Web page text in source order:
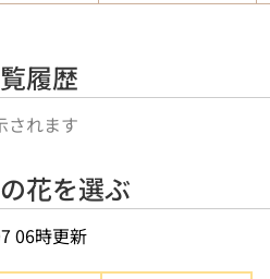
履歴
されます
花を選ぶ
06時更新